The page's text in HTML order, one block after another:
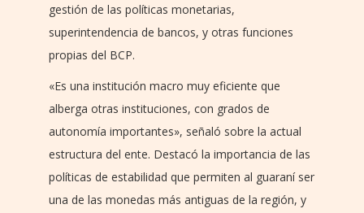
gestión de las políticas monetarias,
superintendencia de bancos, y otras funciones
propias del BCP.
«Es una institución macro muy eficiente que
alberga otras instituciones, con grados de
autonomía importantes», señaló sobre la actual
estructura del ente. Destacó la importancia de las
políticas de estabilidad que permiten al guaraní ser
una de las monedas más antiguas de la región, y